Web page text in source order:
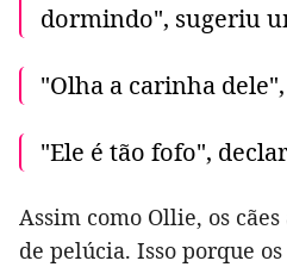
dormindo", sugeriu
"Olha a carinha
"Ele é tão fofo",
Assim como Ollie, os
de pelúcia. Isso porque